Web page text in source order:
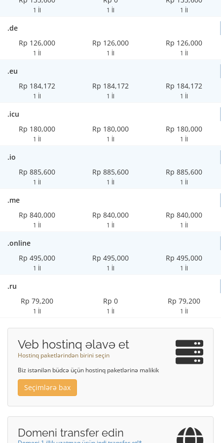
1 İl 1 İl 1 İl
.de
Rp 126,000
1 İl
Rp 126,000
1 İl
Rp 126,000
1 İl
.eu
Rp 184,172
1 İl
Rp 184,172
1 İl
Rp 184,172
1 İl
.icu
Rp 180,000
1 İl
Rp 180,000
1 İl
Rp 180,000
1 İl
.io
Rp 885,600
1 İl
Rp 885,600
1 İl
Rp 885,600
1 İl
.me
Rp 840,000
1 İl
Rp 840,000
1 İl
Rp 840,000
1 İl
.online
Rp 495,000
1 İl
Rp 495,000
1 İl
Rp 495,000
1 İl
.ru
Rp 79,200
1 İl
Rp 0
1 İl
Rp 79,200
1 İl
Veb hostinq əlavə et
Hostinq paketlərindən birini seçin
Biz istənilən büdcə üçün hostinq paketlərinə malikik
Seçimlərə bax
Domeni transfer edin